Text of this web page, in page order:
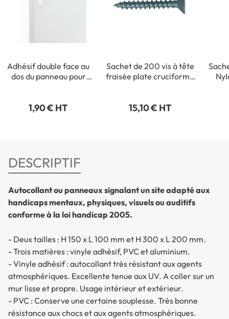
Adhésif double face au
dos du panneau pour
1,90 € HT
Sachet de 200 vis à tête
fraisée plate cruciforme
15,10 € HT
DESCRIPTIF
Autocollant ou panneaux signalant un site adapté aux
handicaps mentaux, physiques, visuels ou auditifs
conforme à la loi handicap 2005.
- Deux tailles : H 150 x L 100 mm et H 300 x L 200 mm.
- Trois matières : vinyle adhésif, PVC et aluminium.
- Vinyle adhésif : autocollant très résistant aux agents
atmosphériques. Excellente tenue aux UV. A coller sur un
mur lisse et propre. Usage intérieur et extérieur.
- PVC : Conserve une certaine souplesse. Très bonne
résistance aux chocs et aux agents atmosphériques.